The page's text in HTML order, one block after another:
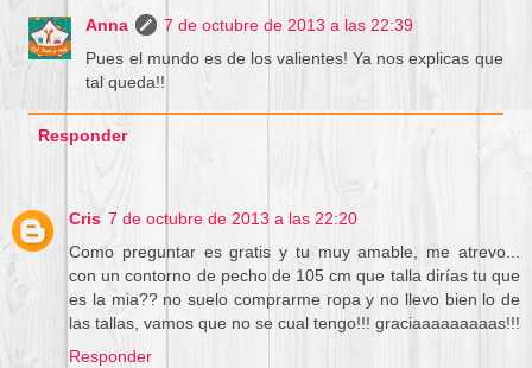
Anna
7 de octubre de 2013 a las 22:39
Pues el mundo es de los valientes! Ya nos explicas que
tal queda!!
Responder
Cris 7 de octubre de 2013 a las 22:20
Como preguntar es gratis y tu muy amable, me atrevo...
con un contorno de pecho de 105 cm que talla dirías tu que
es la mia?? no suelo comprarme ropa y no llevo bien lo de
las tallas, vamos que no se cual tengo!!! graciaaaaaaaaas!!!
Responder